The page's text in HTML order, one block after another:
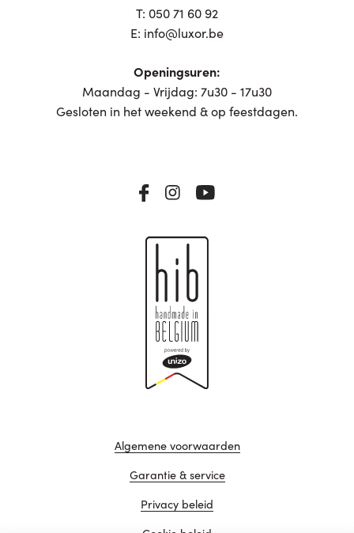
T: 050 71 60 92
E: info@luxor.be
Openingsuren:
Maandag - Vrijdag: 7u30 - 17u30
Gesloten in het weekend & op feestdagen.
Algemene voorwaarden
Garantie & service
Privacy beleid